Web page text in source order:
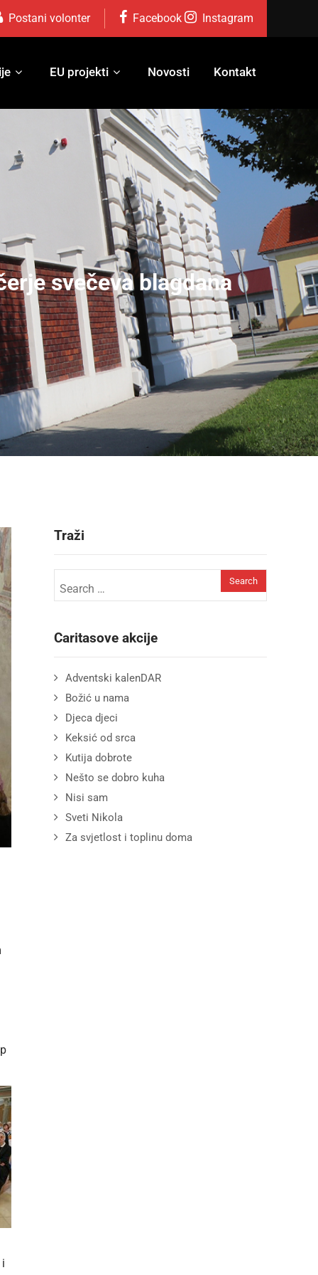
Postani volonter Facebook Instagram
EU projekti Novosti Kontakt
svečeva blagdana
Traži
Caritasove akcije
Adventski kalenDAR
Božić u nama
Djeca djeci
Keksić od srca
Kutija dobrote
Nešto se dobro kuha
Nisi sam
Sveti Nikola
Za svjetlost i toplinu doma